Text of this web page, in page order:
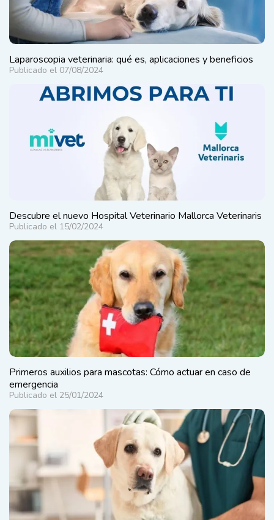
Laparoscopia veterinaria: qué es, aplicaciones y beneficios
Publicado el 07/08/2024
Descubre el nuevo Hospital Veterinario Mallorca Veterinaris
Publicado el 15/02/2024
Primeros auxilios para mascotas: Cómo actuar en caso de
emergencia
Publicado el 25/01/2024